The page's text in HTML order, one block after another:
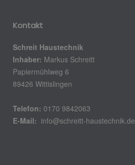
Kontakt
Schreit Haustechnik
Inhaber: Markus Schreitt
Papiermühlweg 6
89426 Wittislingen
Telefon: 0170 9842063
E-Mail: info@schreitt-haustechnik.de